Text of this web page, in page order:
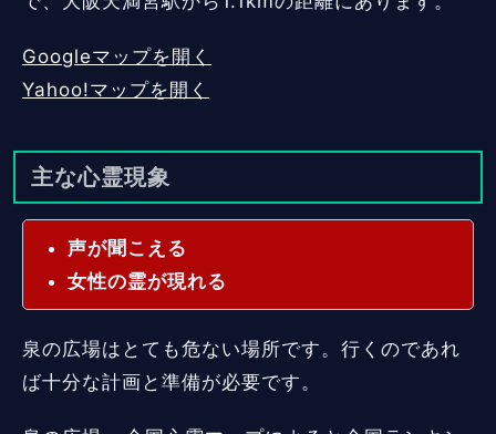
Googleマップを開く
Yahoo!マップを開く
主な心霊現象
声が聞こえる
女性の霊が現れる
泉の広場はとても危ない場所です。行くのであれ
ば十分な計画と準備が必要です。